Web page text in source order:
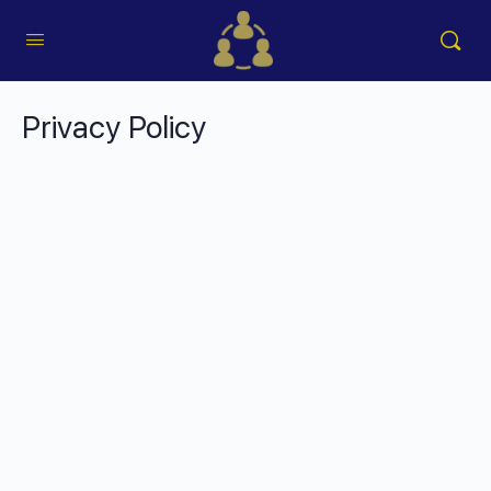
Privacy Policy